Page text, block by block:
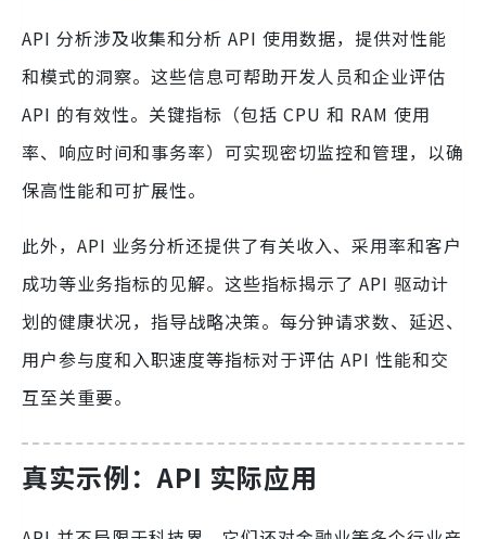
API 分析涉及收集和分析 API 使用数据，提供对性能
和模式的洞察。这些信息可帮助开发人员和企业评估
API 的有效性。关键指标（包括 CPU 和 RAM 使用
率、响应时间和事务率）可实现密切监控和管理，以确
保高性能和可扩展性。
此外，API 业务分析还提供了有关收入、采用率和客户
成功等业务指标的见解。这些指标揭示了 API 驱动计
划的健康状况，指导战略决策。每分钟请求数、延迟、
用户参与度和入职速度等指标对于评估 API 性能和交
互至关重要。
真实示例：API 实际应用